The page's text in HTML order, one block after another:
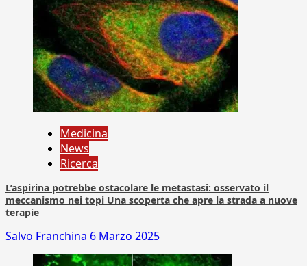
Medicina
News
Ricerca
L’aspirina potrebbe ostacolare le metastasi: osservato il
meccanismo nei topi Una scoperta che apre la strada a nuove
terapie
Salvo Franchina 6 Marzo 2025